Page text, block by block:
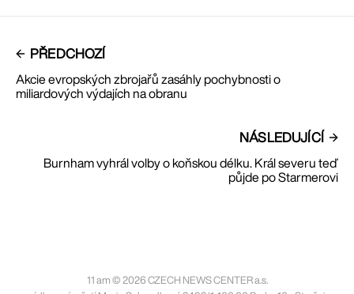
PŘEDCHOZÍ
Akcie evropských zbrojařů zasáhly pochybnosti o
miliardových výdajích na obranu
NÁSLEDUJÍCÍ
Burnham vyhrál volby o koňskou délku. Král severu teď
půjde po Starmerovi
11 am © 2026 CZECH NEWS CENTER a.s.